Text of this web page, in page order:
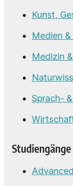
Kunst,
Medien
Medizin
Sprach-
Studiengänge